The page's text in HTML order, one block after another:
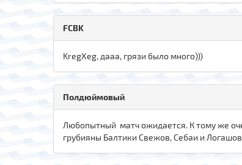
FCBK
KregXeg, дааа, грязи было много)))
Полдюймовый
Любопытный матч ожидается. К тому же
грубияны Балтики Свежов, Себаи и